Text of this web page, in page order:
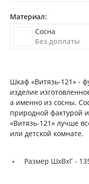
Материал:
Сосна
Без доплаты
Шкаф «Витязь-121» -
изделие
а именно из сосны.
природной фактурой
«Витязь-121» лучше
или детской комнате.
Размер ШxВxГ -